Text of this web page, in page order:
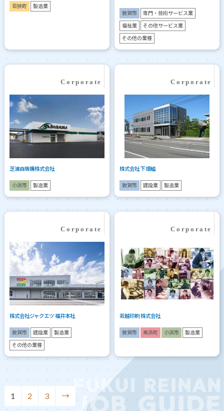
若狭町 製造業
敦賀市 専門・技術サービス業
福祉業 その他サービス業
その他の業種
芝浦自販機株式会社
小浜市 製造業
株式会社 下畑組
敦賀市 建設業 製造業
株式会社ジャクエツ 福井本社
敦賀市 建設業 製造業
その他の業種
若越印刷 株式会社
敦賀市 美浜町 小浜市 製造業
1 2 3 →